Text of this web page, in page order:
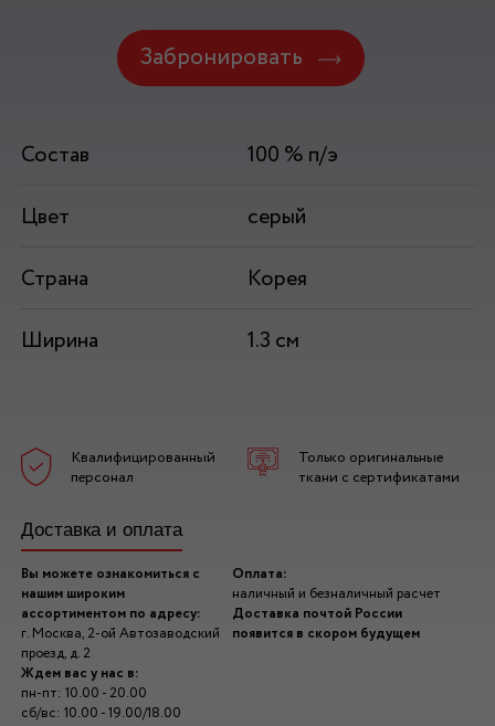
Забронировать
Состав
100 % п/э
Цвет
серый
Страна
Корея
Ширина
1.3 см
Квалифицированный
персонал
Только оригинальные
ткани с сертификатами
Доставка и оплата
Вы можете ознакомиться с
нашим широким
ассортиментом по адресу:
г. Москва, 2-ой Автозаводский
проезд, д. 2
Ждем вас у нас в:
пн-пт: 10.00 - 20.00
сб/вс: 10.00 - 19.00/18.00
Оплата:
наличный и безналичный расчет
Доставка почтой России
появится в скором будущем